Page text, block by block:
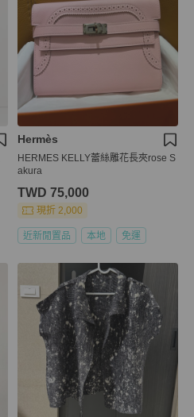
Hermès
HERMES KELLY蕾絲雕花長夾rose S
akura
TWD 75,000
現折 2,000
近新閒置品 本地 免運